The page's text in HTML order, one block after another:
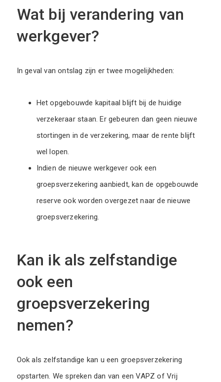
Wat bij verandering van
werkgever?
In geval van ontslag zijn er twee mogelijkheden:
Het opgebouwde kapitaal blijft bij de huidige
verzekeraar staan. Er gebeuren dan geen nieuwe
stortingen in de verzekering, maar de rente blijft
wel lopen.
Indien de nieuwe werkgever ook een
groepsverzekering aanbiedt, kan de opgebouwde
reserve ook worden overgezet naar de nieuwe
groepsverzekering.
Kan ik als zelfstandige
ook een
groepsverzekering
nemen?
Ook als zelfstandige kan u een groepsverzekering
opstarten. We spreken dan van een VAPZ of Vrij